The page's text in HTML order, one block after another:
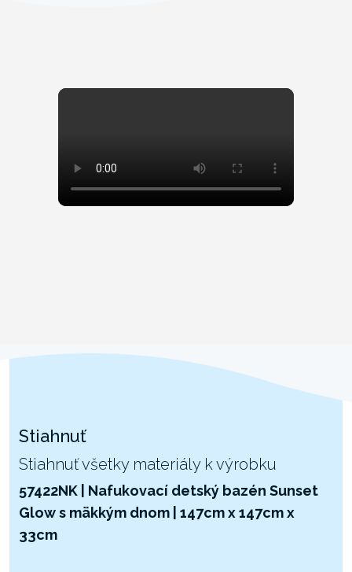
Stiahnuť
Stiahnuť všetky materiály k výrobku
57422NK | Nafukovací detský bazén Sunset
Glow s mäkkým dnom | 147cm x 147cm x
33cm